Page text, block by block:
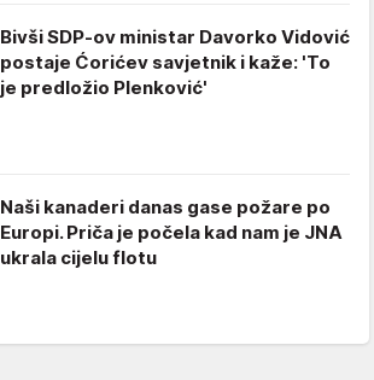
Bivši SDP-ov ministar Davorko Vidović
postaje Ćorićev savjetnik i kaže: 'To
je predložio Plenković'
Naši kanaderi danas gase požare po
Europi. Priča je počela kad nam je JNA
ukrala cijelu flotu